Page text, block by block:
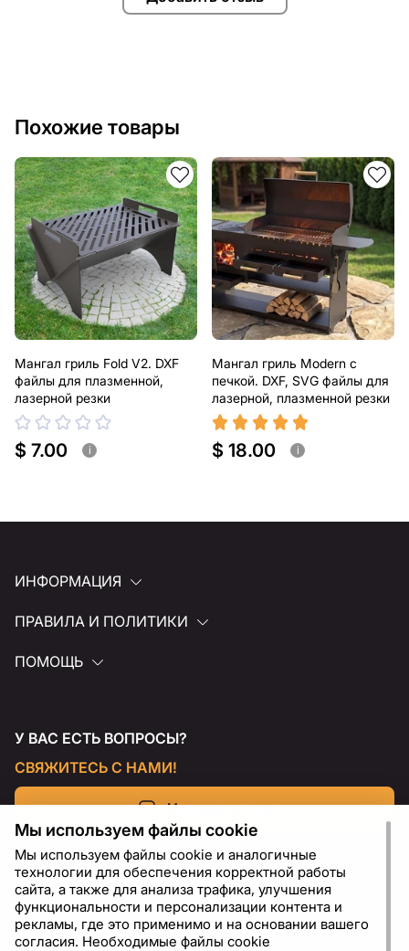
Похожие товары
Мангал гриль Fold V2. DXF
файлы для плазменной,
лазерной резки
$ 7.00 i
Мангал гриль Modern с
печкой. DXF, SVG файлы для
лазерной, плазменной резки
$ 18.00 i
ИНФОРМАЦИЯ
ПРАВИЛА И ПОЛИТИКИ
ПОМОЩЬ
У ВАС ЕСТЬ ВОПРОСЫ?
СВЯЖИТЕСЬ С НАМИ!
Напишите нам
Мы используем файлы cookie
Мы используем файлы cookie и аналогичные
технологии для обеспечения корректной работы
сайта, а также для анализа трафика, улучшения
функциональности и персонализации контента и
рекламы, где это применимо и на основании вашего
согласия. Необходимые файлы cookie